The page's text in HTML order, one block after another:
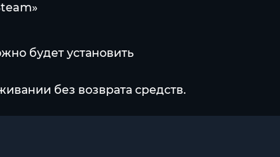
будет установить
без возврата средств.